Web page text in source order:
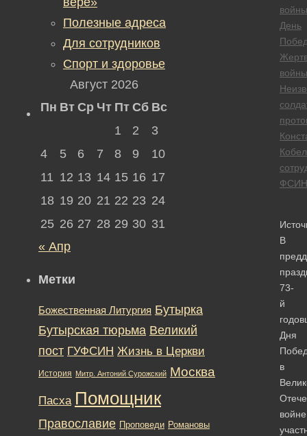
войны
День
войны
ФСИН
В
73-
й
Дня
в
войне
Полезные адреса
Для сотрудников
Спорт и здоровье
Август 2026
Пн Вт Ср Чт Пт Сб Вс
1
2
3
4
5 6 7 8 9
10
11 12 13 14 15 16 17
18 19 20 21 22 23 24
25 26 27 28 29 30 31
« Апр
Метки
Божественная Литургия Бутырка
Бутырская тюрьма Великий
пост ГУФСИН Жизнь в Церкви
История Митр. Антоний Сурожский Москва
Пасха Помощник
Православие Проповеди Романовы